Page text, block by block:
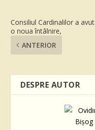
Consiliul Cardinalilor a avut
o noua întâlnire,
ANTERIOR
DESPRE AUTOR